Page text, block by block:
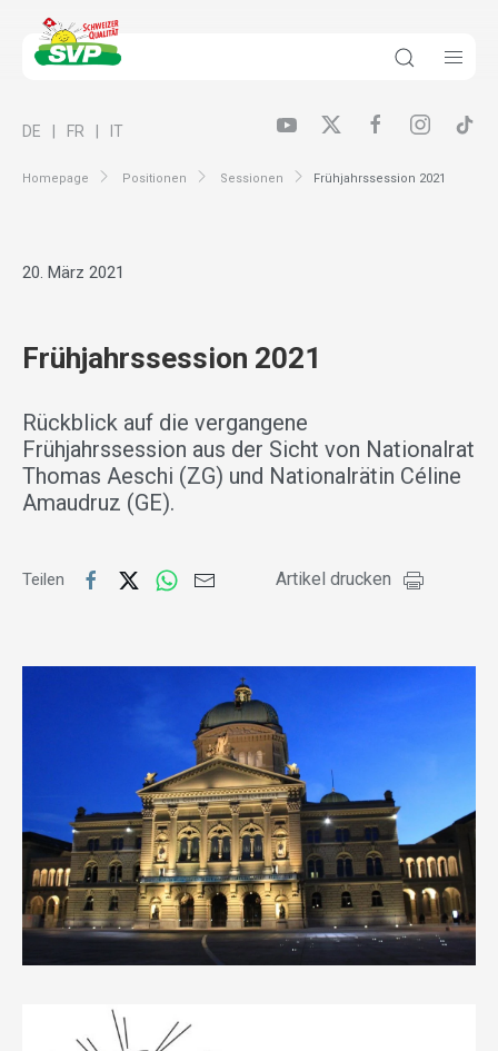
Homepage Positionen Sessionen Frühjahrssession 2021
DE FR IT
20. März 2021
Frühjahrssession 2021
Rückblick auf die vergangene
Frühjahrssession aus der Sicht von Nationalrat
Thomas Aeschi (ZG) und Nationalrätin Céline
Amaudruz (GE).
Teilen Artikel drucken